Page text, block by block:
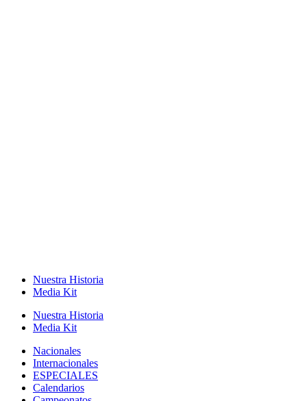
Nuestra Historia
Media Kit
Nuestra Historia
Media Kit
Nacionales
Internacionales
ESPECIALES
Calendarios